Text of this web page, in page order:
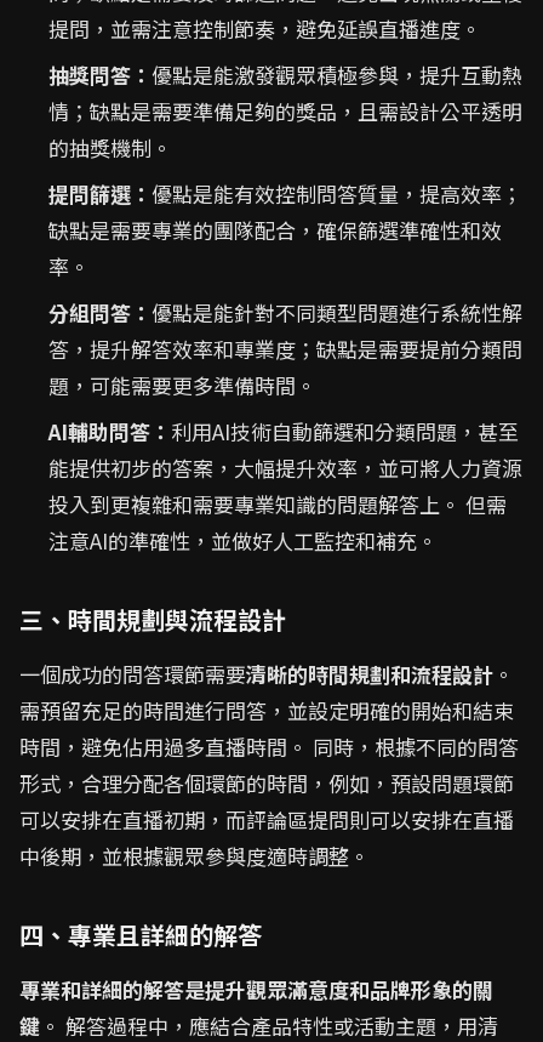
提問，並需注意控制節奏，避免延誤直播進度。
抽獎問答： 優點是能激發觀眾積極參與，提升互動熱
情；缺點是需要準備足夠的獎品，且需設計公平透明
的抽獎機制。
提問篩選： 優點是能有效控制問答質量，提高效率；
缺點是需要專業的團隊配合，確保篩選準確性和效
率。
分組問答： 優點是能針對不同類型問題進行系統性解
答，提升解答效率和專業度；缺點是需要提前分類問
題，可能需要更多準備時間。
AI輔助問答： 利用AI技術自動篩選和分類問題，甚至
能提供初步的答案，大幅提升效率，並可將人力資源
投入到更複雜和需要專業知識的問題解答上。 但需
注意AI的準確性，並做好人工監控和補充。
三、時間規劃與流程設計
一個成功的問答環節需要清晰的時間規劃和流程設計 。
需預留充足的時間進行問答，並設定明確的開始和結束
時間，避免佔用過多直播時間。 同時，根據不同的問答
形式，合理分配各個環節的時間，例如，預設問題環節
可以安排在直播初期，而評論區提問則可以安排在直播
中後期，並根據觀眾參與度適時調整。
四、專業且詳細的解答
專業和詳細的解答是提升觀眾滿意度和品牌形象的關
鍵 。 解答過程中，應結合產品特性或活動主題，用清